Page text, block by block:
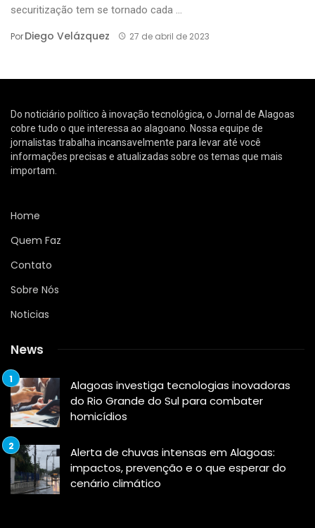
securitização tem se tornado cada ...
PorDiego Velázquez 27 de abril de 2023
Do noticiário político à inovação tecnológica, o Jornal de Alagoas
cobre tudo o que interessa ao alagoano. Nossa equipe de
jornalistas trabalha incansavelmente para levar até você
informações precisas e atualizadas sobre os temas que mais
importam.
Home
Quem Faz
Contato
Sobre Nós
Noticias
News
Alagoas investiga tecnologias inovadoras
do Rio Grande do Sul para combater
homicídios
Alerta de chuvas intensas em Alagoas:
impactos, prevenção e o que esperar do
cenário climático